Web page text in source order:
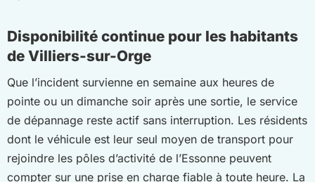
Disponibilité continue pour les habitants
de Villiers-sur-Orge
Que l’incident survienne en semaine aux heures de
pointe ou un dimanche soir après une sortie, le service
de dépannage reste actif sans interruption. Les résidents
dont le véhicule est leur seul moyen de transport pour
rejoindre les pôles d’activité de l’Essonne peuvent
compter sur une prise en charge fiable à toute heure. La